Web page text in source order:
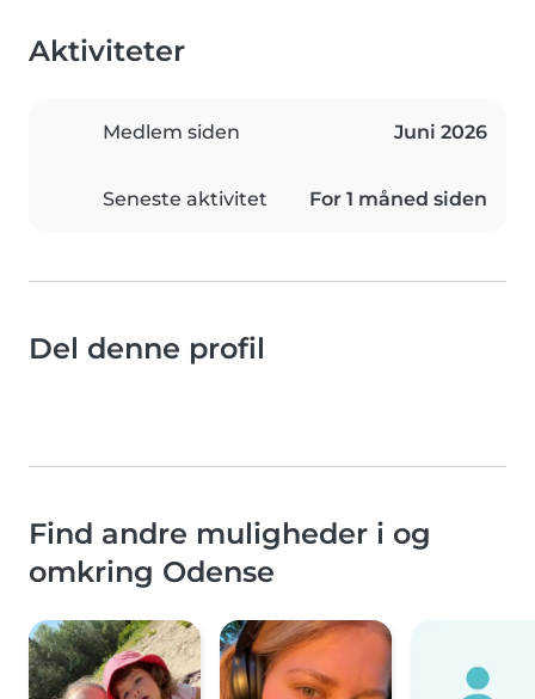
Aktiviteter
Medlem siden Juni 2026
Seneste aktivitet For 1 måned siden
Del denne profil
Find andre muligheder i og
omkring Odense